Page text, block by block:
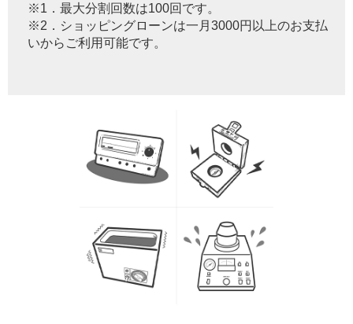
※1．最大分割回数は100回です。
※2．ショッピングローンは一月3000円以上のお支払
いからご利用可能です。